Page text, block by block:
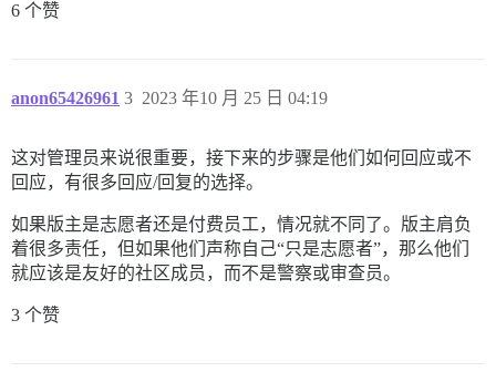
6 个赞
anon65426961 2023 年10 月 25 日 04:19
3
这对管理员来说很重要，接下来的步骤是他们如何回应或不
回应，有很多回应/回复的选择。
如果版主是志愿者还是付费员工，情况就不同了。版主肩负
着很多责任，但如果他们声称自己“只是志愿者”，那么他们
就应该是友好的社区成员，而不是警察或审查员。
3 个赞